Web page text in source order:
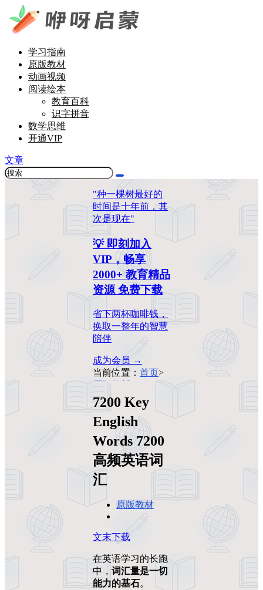
学习指南
原版教材
动画视频
阅读绘本
教育百科
识字拼音
数学思维
开通VIP
文章
"种一棵树最好的
时间是十年前，其
次是现在"
💡 即刻加入
VIP，畅享
2000+ 教育精品
资源 免费下载
省下两杯咖啡钱，
换取一整年的智慧
陪伴
成为会员 →
当前位置： 首页>
原版教材
Key English Words
7200高频英语词汇
7200 Key
English
Words 7200
高频英语词
汇
原版教材
文末下载
在英语学习的长跑
中， 词汇量是一切
能力的基石。